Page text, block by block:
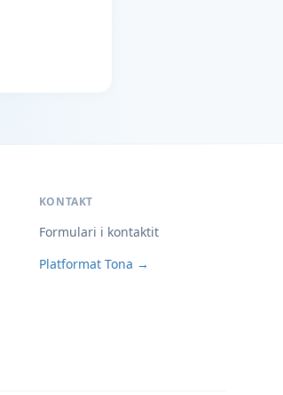
KONTAKT
Formulari i kontaktit
Platformat Tona →